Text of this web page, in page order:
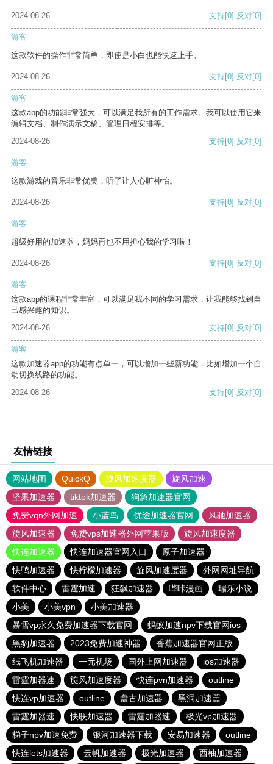
2024-08-26 支持[0] 反对[0]
游客
这款软件的操作非常简单，即使是小白也能快速上手。
2024-08-26 支持[0] 反对[0]
游客
这款app的功能非常强大，可以满足我所有的工作需求。我可以使用它来
编辑文档、制作演示文稿、管理日程安排等。
2024-08-26
支持[0] 反对[0]
游客
这款游戏的音乐非常优美，听了让人心旷神怡。
2024-08-26 支持[0] 反对[0]
游客
超级好用的加速器，妈妈再也不用担心我的学习啦！
2024-08-26 支持[0] 反对[0]
游客
这款app的课程非常丰富，可以满足我不同的学习需求，让我能够找到自
己感兴趣的知识。
2024-08-26
支持[0] 反对[0]
游客
这款加速器app的功能有点单一，可以增加一些新功能，比如增加一个自
动切换线路的功能。
2024-08-26
支持[0] 反对[0]
友情链接
网站地图 QuickQ 旋风加速度器
旋风加速
坚果加速器
tiktok加速器
狗急加速器官网
免费vqn外网加速
小蓝鸟 优途加速器官网
风驰加速器
旋风加速器
免费vps加速器外网苹果版
旋风加速度器
快连加速器
快连加速器官网入口
原子加速器
快鸭加速器
快柠檬加速器 旋风加速度器
外网网址导航
软件中心
雷霆加速 狂飙加速器 哔咔漫画
瑞乐小说
小美
小美vpn
小美加速器
暴雪vp永久免费加速器下载官网
蚂蚁加速npv下载官网ios
黑豹加速器
2023免费加速神器
香蕉加速器官网正版
纸飞机加速器
一元机场 国外上网加速器
ios加速器
雷霆加器速
旋风加速度器 快连pvn加速器
outline
快连vp加速器
outline 盘古加速器
黑洞加速噐
雷霆加器速
快联加速器 雷霆加器速
极光vp加速器
梯子npv加速免费
银河加速器下载 安易加速器
outline
快连lets加速器
云帆加速器 极光加速器 西柚加速器